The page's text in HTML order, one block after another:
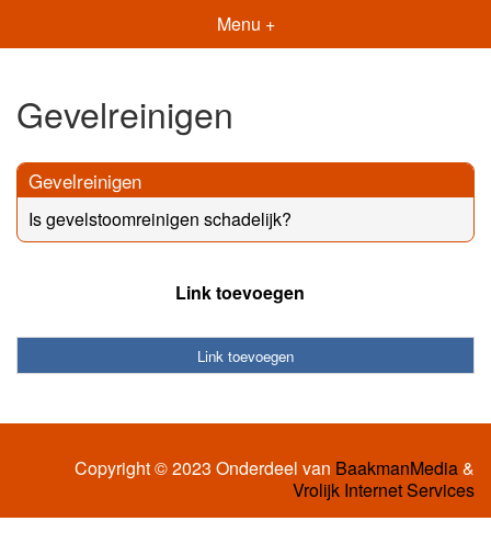
Menu +
Gevelreinigen
Gevelreinigen
Is gevelstoomreinigen schadelijk?
Link toevoegen
Link toevoegen
Copyright © 2023 Onderdeel van BaakmanMedia&
Vrolijk Internet Services